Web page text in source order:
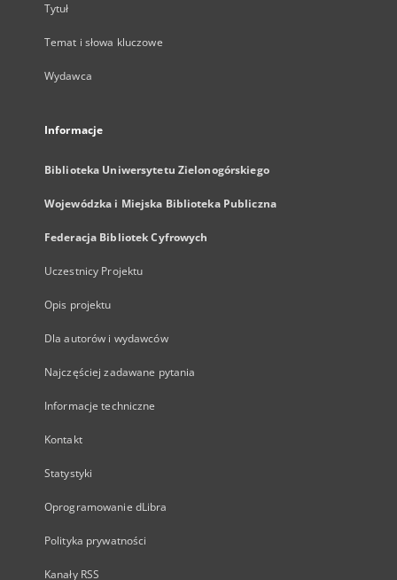
Tytuł
Temat i słowa kluczowe
Wydawca
Informacje
Biblioteka Uniwersytetu Zielonogórskiego
Wojewódzka i Miejska Biblioteka Publiczna
Federacja Bibliotek Cyfrowych
Uczestnicy Projektu
Opis projektu
Dla autorów i wydawców
Najczęściej zadawane pytania
Informacje techniczne
Kontakt
Statystyki
Oprogramowanie dLibra
Polityka prywatności
Kanały RSS